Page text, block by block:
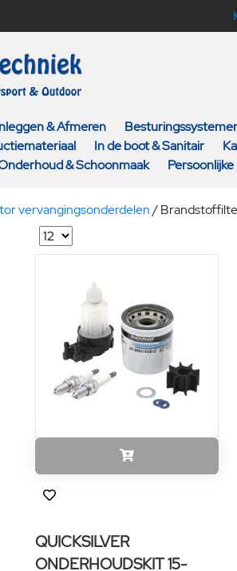
& Afmeren
In de boot & Sanitair
& Schoonmaak
vervangingsonderdelen/
QUICKSILVER
ONDERHOUDSKIT 15-